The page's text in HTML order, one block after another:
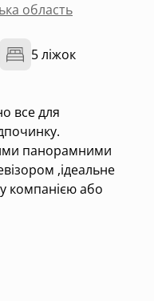
область
5 ліжок
все для
панорамними
,ідеальне
компанією або
на
якісною постіллю